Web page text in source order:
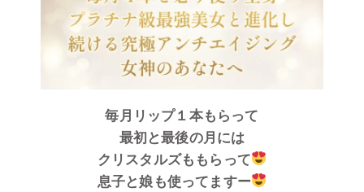
毎月リップ１本もらって
最初と最後の月には
クリスタルズももらって
息子と娘も使ってますー